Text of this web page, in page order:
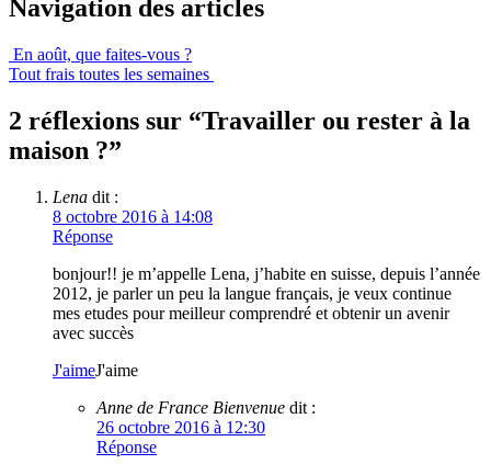
Navigation des articles
En août, que faites-vous ?
Tout frais toutes les semaines
2 réflexions sur “Travailler ou rester à la
maison ?”
Lena dit :
8 octobre 2016 à 14:08
Réponse
bonjour!! je m’appelle Lena, j’habite en suisse, depuis l’année
2012, je parler un peu la langue français, je veux continue
mes etudes pour meilleur comprendré et obtenir un avenir
avec succès
J'aimeJ'aime
Anne de France Bienvenue dit :
26 octobre 2016 à 12:30
Réponse